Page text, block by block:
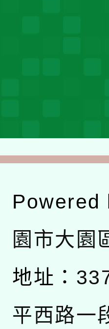
Powered
園市大園
地址：
平西路一